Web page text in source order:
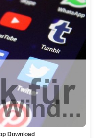
Download